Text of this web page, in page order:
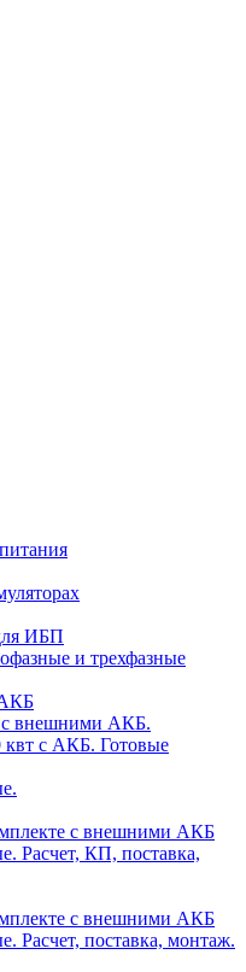
ИБП
и трехфазные
внешними АКБ.
с АКБ. Готовые
с внешними АКБ
Расчет, КП, поставка,
с внешними АКБ
Расчет, поставка, монтаж.